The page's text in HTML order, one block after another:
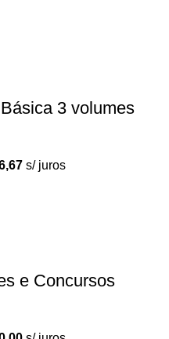
3 volumes
s/ juros
e Concursos